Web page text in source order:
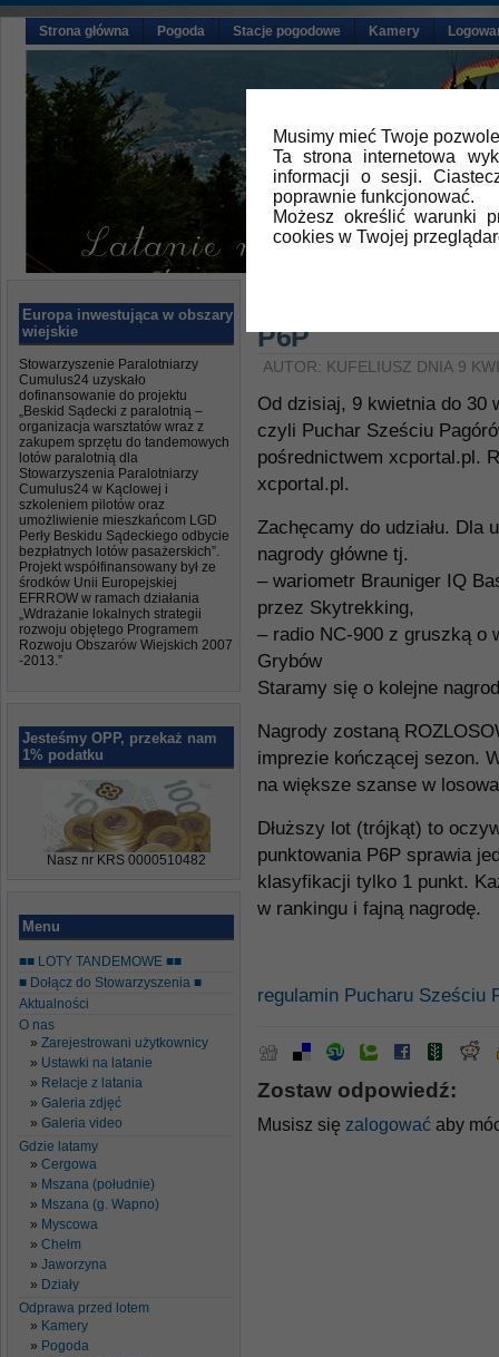
Musimy mieć Twoje
Ta strona internetowa
informacji o sesji.
poprawnie funkcjonować.
Możesz określić warunki
cookies w Twojej
Strona główna Pogoda Stacje pogodowe Kamery
Europa inwestująca w obszary
wiejskie
Stowarzyszenie Paralotniarzy
Cumulus24 uzyskało
dofinansowanie do projektu
„Beskid Sądecki z paralotnią –
organizacja warsztatów wraz z
zakupem sprzętu do tandemowych
lotów paralotnią dla
Stowarzyszenia Paralotniarzy
Cumulus24 w Kąclowej i
szkoleniem pilotów oraz
umożliwienie mieszkańcom LGD
Perły Beskidu Sądeckiego odbycie
bezpłatnych lotów pasażerskich”.
Projekt współfinansowany był ze
środków Unii Europejskiej
EFRROW w ramach działania
„Wdrażanie lokalnych strategii
rozwoju objętego Programem
Rozwoju Obszarów Wiejskich 2007
-2013.”
Jesteśmy OPP, przekaż nam
1% podatku
Nasz nr KRS 0000510482
Menu
■■ LOTY TANDEMOWE ■■
■ Dołącz do Stowarzyszenia ■
Aktualności
O nas
Zarejestrowani użytkownicy
Ustawki na latanie
Relacje z latania
Galeria zdjęć
Galeria video
Gdzie latamy
Cergowa
Mszana (południe)
Mszana (g. Wapno)
Myscowa
Chełm
Jaworzyna
Działy
Odprawa przed lotem
Kamery
Pogoda
P6P
AUTOR: KUFELIUSZ DNIA 9
Od dzisiaj, 9 kwietnia do 30
czyli Puchar Sześciu
pośrednictwem xcportal.pl.
xcportal.pl.
Zachęcamy do udziału. Dla
nagrody główne tj.
– wariometr Brauniger IQ
przez Skytrekking,
– radio NC-900 z gruszką o
Grybów
Staramy się o kolejne
Nagrody zostaną
imprezie kończącej sezon.
na większe szanse w
Dłuższy lot (trójkąt) to
punktowania P6P sprawia
klasyfikacji tylko 1 punkt.
w rankingu i fajną nagrodę.
regulamin Pucharu Sześciu
Zostaw odpowiedź:
Musisz się zalogować aby